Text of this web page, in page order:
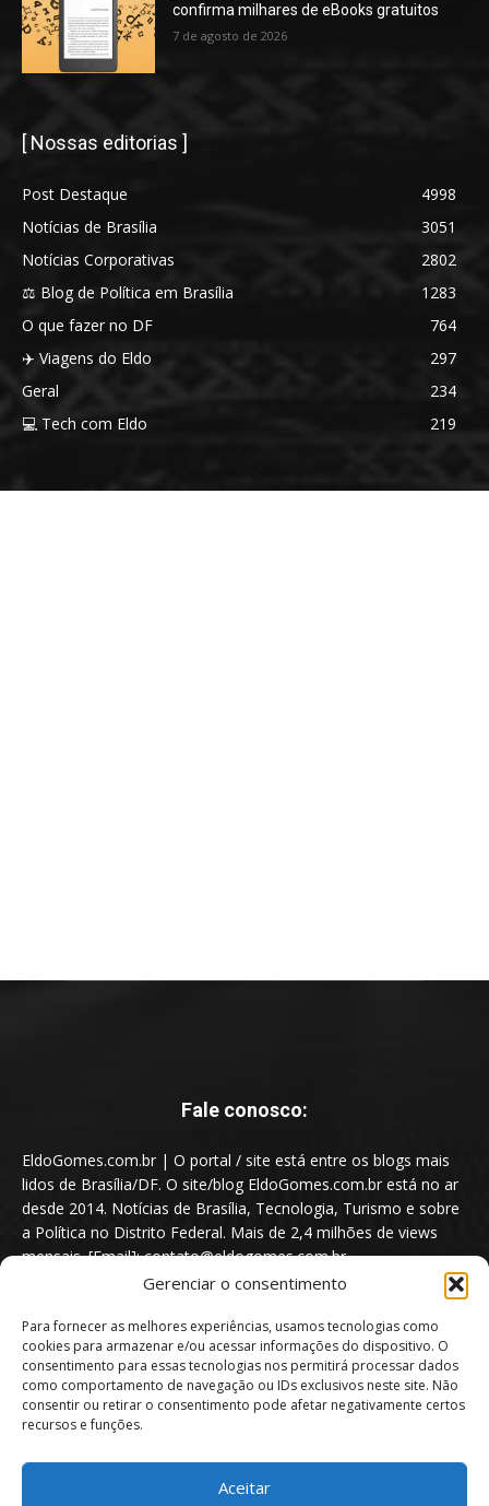
Gerenciar o consentimento
Para fornecer as melhores experiências, usamos tecnologias como
cookies para armazenar e/ou acessar informações do dispositivo. O
consentimento para essas tecnologias nos permitirá processar dados
como comportamento de navegação ou IDs exclusivos neste site. Não
consentir ou retirar o consentimento pode afetar negativamente certos
recursos e funções.
Aceitar
confirma milhares de eBooks gratuitos
7 de agosto de 2026
[ Nossas editorias ]
Post Destaque
4998
Notícias de Brasília
3051
Notícias Corporativas
2802
⚖️ Blog de Política em Brasília
1283
O que fazer no DF
764
✈️ Viagens do Eldo
297
Geral
234
💻 Tech com Eldo
219
Fale conosco:
EldoGomes.com.br | O portal / site está entre os blogs mais
lidos de Brasília/DF. O site/blog EldoGomes.com.br está no ar
desde 2014. Notícias de Brasília, Tecnologia, Turismo e sobre
a Política no Distrito Federal. Mais de 2,4 milhões de views
mensais. [Email]: contato@eldogomes.com.br